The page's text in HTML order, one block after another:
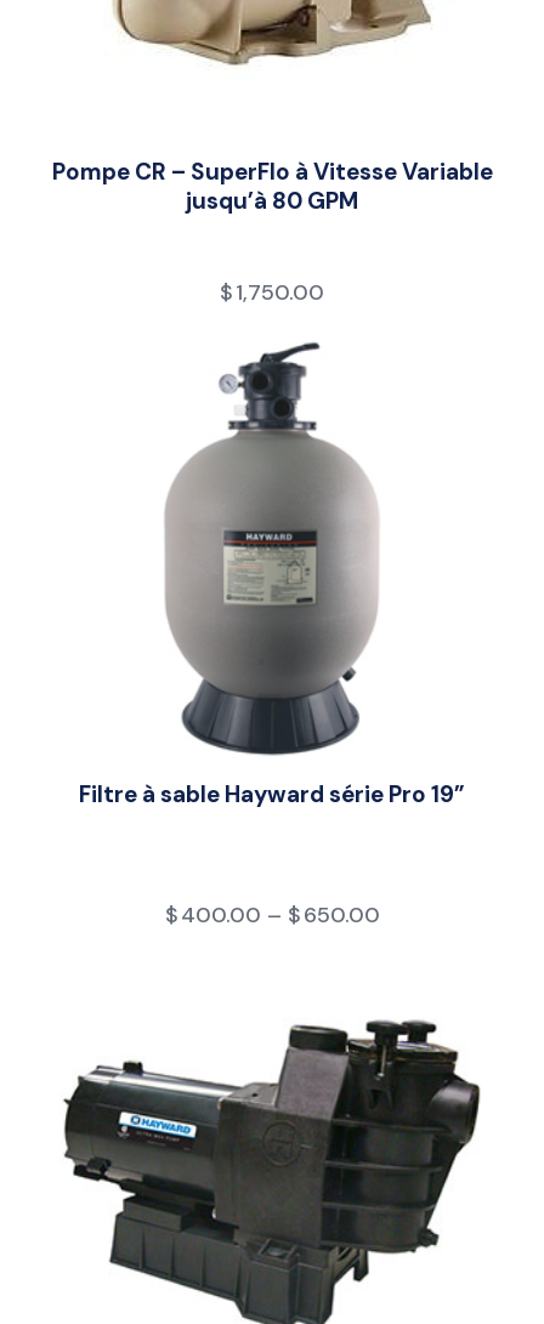
Pompe CR – SuperFlo à Vitesse Variable
jusqu’à 80 GPM
$1,750.00
Filtre à sable Hayward série Pro 19”
$400.00 – $650.00